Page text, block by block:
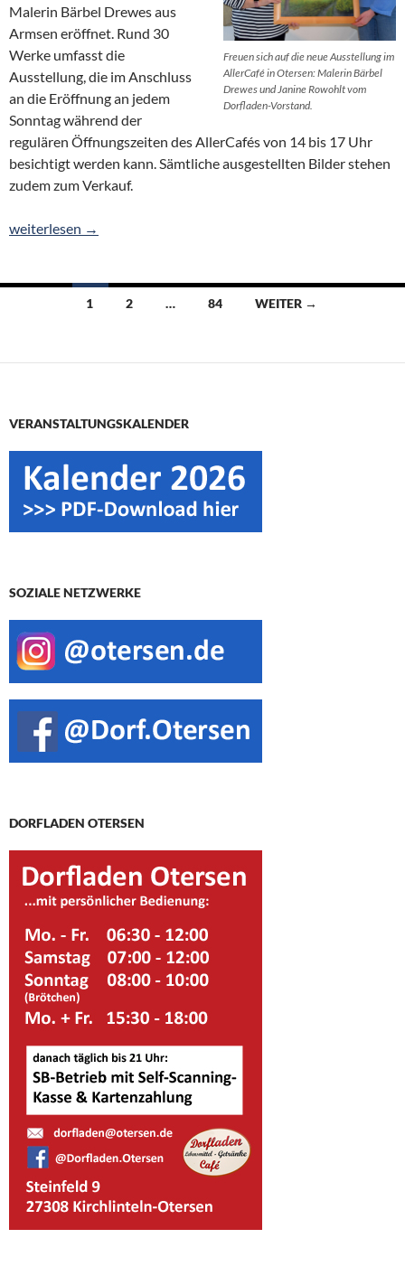
Freuen sich auf die neue Ausstellung im
AllerCafé in Otersen: Malerin Bärbel
Drewes und Janine Rowohlt vom
Dorfladen-Vorstand.
Malerin Bärbel Drewes aus
Armsen eröffnet. Rund 30
Werke umfasst die
Ausstellung, die im Anschluss
an die Eröffnung an jedem
Sonntag während der
regulären Öffnungszeiten des AllerCafés von 14 bis 17 Uhr
besichtigt werden kann. Sämtliche ausgestellten Bilder stehen
zudem zum Verkauf.
Kunstausstellung im AllerCafé: Bärbel Drewes zeigt regionale
weiterlesen →
Beitragsnavigation
1 2 … 84 WEITER →
VERANSTALTUNGSKALENDER
SOZIALE NETZWERKE
DORFLADEN OTERSEN